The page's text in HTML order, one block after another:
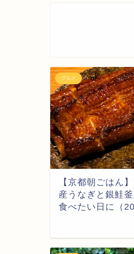
グルメ
【京都朝ごはん
産うなぎと銀鮭
食べたい日に（